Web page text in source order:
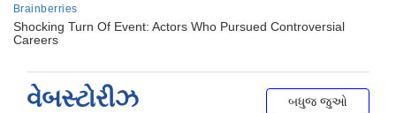
વેબસ્ટોરીઝ બધુજ જુઓ